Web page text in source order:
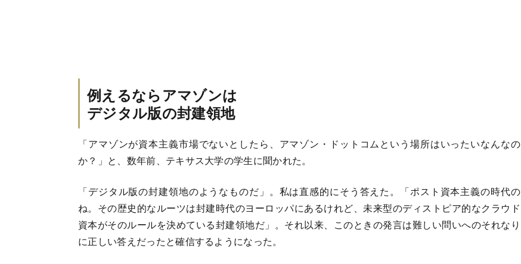
例えるならアマゾンは
デジタル版の封建領地
「アマゾンが資本主義市場でないとしたら、アマゾン・ドットコムという場所はいったいなんなの
か？」と、数年前、テキサス大学の学生に聞かれた。
「デジタル版の封建領地のようなものだ」。私は直感的にそう答えた。「ポスト資本主義の時代の
ね。その歴史的なルーツは封建時代のヨーロッパにあるけれど、未来型のディストピア的なクラウド
資本がそのルールを決めている封建領地だ」。それ以来、このときの発言は難しい問いへのそれなり
に正しい答えだったと確信するようになった。